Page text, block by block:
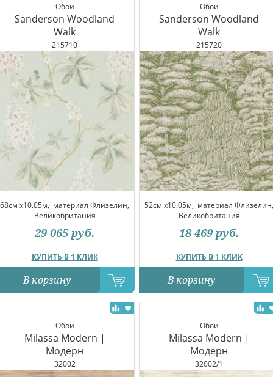
Обои
Sanderson Woodland
Walk
215710
68см x10.05м, материал Флизелин,
Великобритания
КУПИТЬ В 1 КЛИК
29 065 руб.
В корзину
Обои
Sanderson Woodland
Walk
215720
52см x10.05м, материал Флизелин,
Великобритания
КУПИТЬ В 1 КЛИК
18 469 руб.
В корзину
Обои
Milassa Modern |
Модерн
32002
Обои
Milassa Modern |
Модерн
32002/1